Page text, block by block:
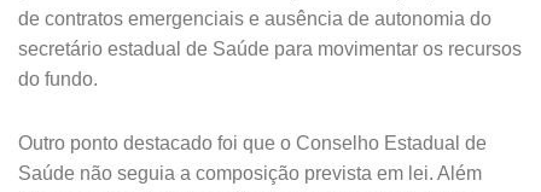
de contratos emergenciais e ausência de autonomia do
secretário estadual de Saúde para movimentar os recursos
do fundo.
Outro ponto destacado foi que o Conselho Estadual de
Saúde não seguia a composição prevista em lei. Além